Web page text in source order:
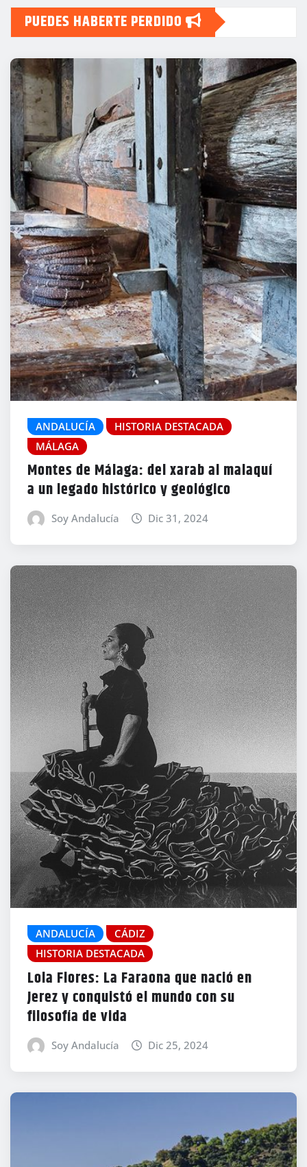
PUEDES HABERTE PERDIDO
ANDALUCÍA
HISTORIA DESTACADA
MÁLAGA
Montes de Málaga: del xarab al malaquí
a un legado histórico y geológico
Soy Andalucía Dic 31, 2024
ANDALUCÍA
CÁDIZ
HISTORIA DESTACADA
Lola Flores: La Faraona que nació en
Jerez y conquistó el mundo con su
filosofía de vida
Soy Andalucía Dic 25, 2024